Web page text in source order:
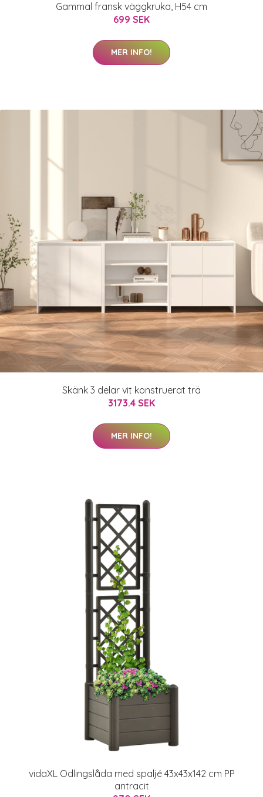
Gammal fransk väggkruka, H54 cm
699 SEK
MER INFO!
Skänk 3 delar vit konstruerat trä
3173.4 SEK
MER INFO!
vidaXL Odlingslåda med spaljé 43x43x142 cm PP
antracit